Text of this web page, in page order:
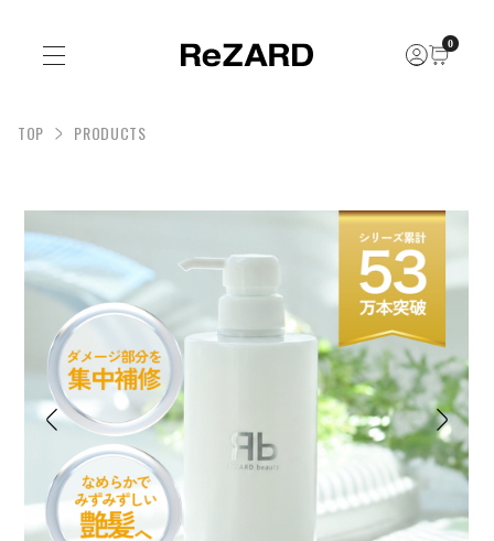
0
TOP PRODUCTS